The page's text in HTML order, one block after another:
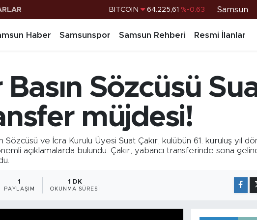
DOLAR 47,6704 %0
BİST100 13.799 %70
BITCOIN 64.225,61 %-0.63
Samsun
Haber Samsunspor Samsun Rehberi Resmi İlanlar
Sözcüsü
müjdesi!
Sözcüsü ve İcra Kurulu Üyesi Suat Çakır, kulübün 61. kuruluş yıl
açıklamalarda bulundu. Çakır, yabancı transferinde sona
1
PAYLAŞIM
1 DK
OKUNMA SÜRESI